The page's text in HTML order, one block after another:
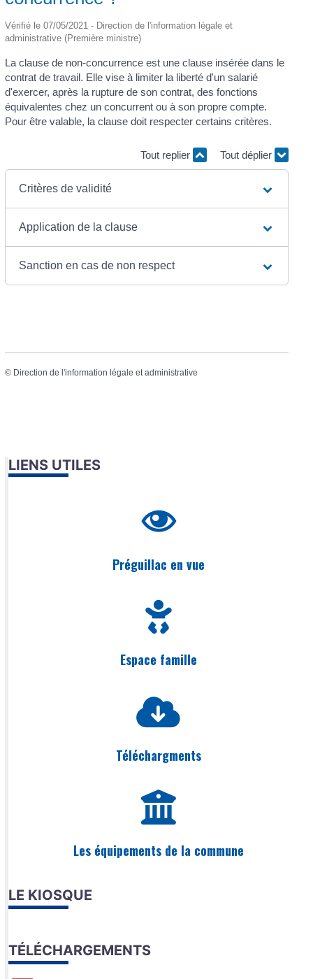
Vérifié le 07/05/2021 - Direction de l'information légale et
administrative (Première ministre)
La clause de non-concurrence est une clause insérée dans le
contrat de travail. Elle vise à limiter la liberté d'un salarié
d'exercer, après la rupture de son contrat, des fonctions
équivalentes chez un concurrent ou à son propre compte.
Pour être valable, la clause doit respecter certains critères.
Tout replier Tout déplier
Critères de validité
Application de la clause
Sanction en cas de non respect
© Direction de l'information légale et administrative
LIENS UTILES
Préguillac en vue
Espace famille
Téléchargments
Les équipements de la commune
LE KIOSQUE
TÉLÉCHARGEMENTS